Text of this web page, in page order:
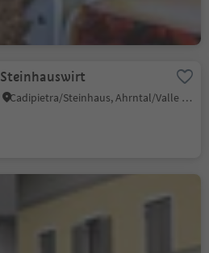
Steinhauswirt
Cadipietra/Steinhaus, Ahrntal/Valle Aurina, Ahrntal/Valle Aurina